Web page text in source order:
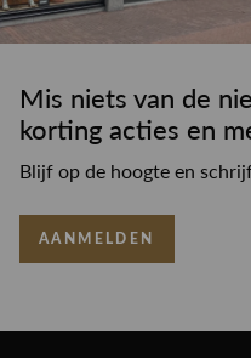
Mis niets van de
korting acties en
Blijf op de hoogte en
AANMELDEN